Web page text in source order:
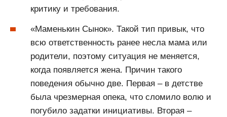
критику и требования.
«Маменькин Сынок». Такой тип привык, что
всю ответственность ранее несла мама или
родители, поэтому ситуация не меняется,
когда появляется жена. Причин такого
поведения обычно две. Первая – в детстве
была чрезмерная опека, что сломило волю и
погубило задатки инициативы. Вторая –